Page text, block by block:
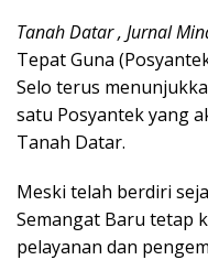
Tanah Datar , Jurnal
Tepat Guna
Selo terus
satu Posyantek yang
Tanah Datar.
Meski telah berdiri
Semangat Baru tetap
pelayanan dan